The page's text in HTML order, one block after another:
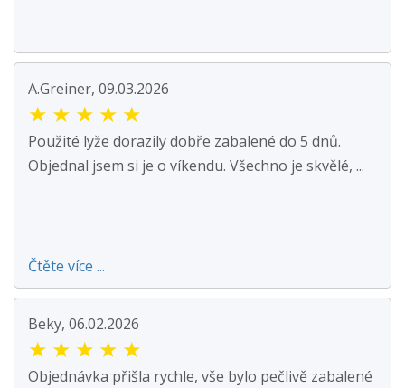
A.Greiner, 09.03.2026
★ ★ ★ ★ ★
Použité lyže dorazily dobře zabalené do 5 dnů.
Objednal jsem si je o víkendu. Všechno je skvělé, ...
Čtěte více ...
Beky, 06.02.2026
★ ★ ★ ★ ★
Objednávka přišla rychle, vše bylo pečlivě zabalené